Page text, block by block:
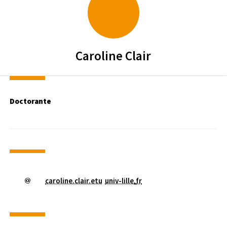
SCIENCES PO. LILLE
Caroline Clair
Doctorante
caroline.clair.etu univ-lille.fr